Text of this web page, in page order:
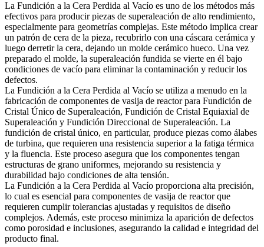
La Fundición a la Cera Perdida al Vacío es uno de los métodos más
efectivos para producir piezas de superaleación de alto rendimiento,
especialmente para geometrías complejas. Este método implica crear
un patrón de cera de la pieza, recubrirlo con una cáscara cerámica y
luego derretir la cera, dejando un molde cerámico hueco. Una vez
preparado el molde, la superaleación fundida se vierte en él bajo
condiciones de vacío para eliminar la contaminación y reducir los
defectos.
La Fundición a la Cera Perdida al Vacío se utiliza a menudo en la
fabricación de componentes de vasija de reactor para Fundición de
Cristal Único de Superaleación, Fundición de Cristal Equiaxial de
Superaleación y Fundición Direccional de Superaleación. La
fundición de cristal único, en particular, produce piezas como álabes
de turbina, que requieren una resistencia superior a la fatiga térmica
y la fluencia. Este proceso asegura que los componentes tengan
estructuras de grano uniformes, mejorando su resistencia y
durabilidad bajo condiciones de alta tensión.
La Fundición a la Cera Perdida al Vacío proporciona alta precisión,
lo cual es esencial para componentes de vasija de reactor que
requieren cumplir tolerancias ajustadas y requisitos de diseño
complejos. Además, este proceso minimiza la aparición de defectos
como porosidad e inclusiones, asegurando la calidad e integridad del
producto final.